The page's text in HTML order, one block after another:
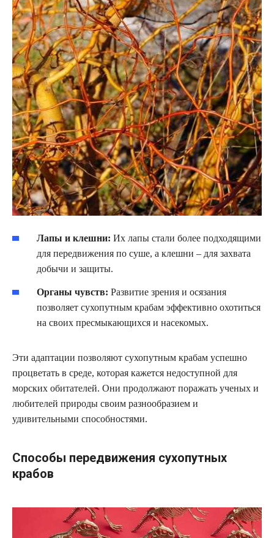
Лапы и клешни: Их лапы стали более подходящими
для передвижения по суше, а клешни – для захвата
добычи и защиты.
Органы чувств: Развитие зрения и осязания
позволяет сухопутным крабам эффективно охотиться
на своих пресмыкающихся и насекомых.
Эти адаптации позволяют сухопутным крабам успешно
процветать в среде, которая кажется недоступной для
морских обитателей. Они продолжают поражать ученых и
любителей природы своим разнообразием и
удивительными способностями.
Способы передвижения сухопутных
крабов